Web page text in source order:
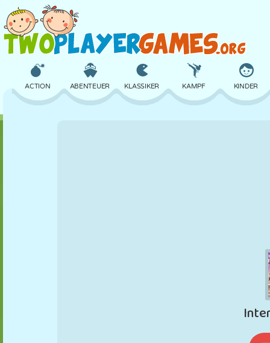
ACTION ABENTEUER KLASSIKER KAMPF KINDER
TIC TAC TOE